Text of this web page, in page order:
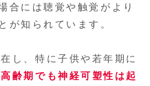
合には聴覚や触覚がより
が知られています。
し、特に子供や若年期に
齢期でも神経可塑性は起